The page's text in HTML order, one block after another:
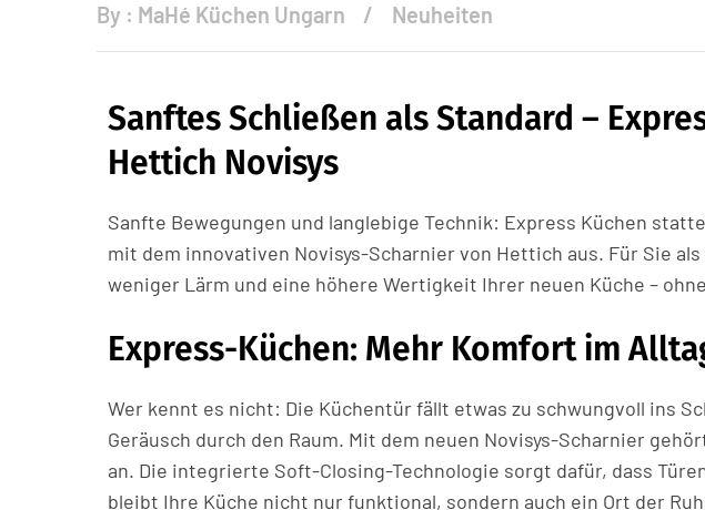
By : MaHé Küchen Ungarn Neuheiten
Sanftes Schließen als Standard –
Hettich Novisys
Sanfte Bewegungen und langlebige Technik: Express Küchen
mit dem innovativen Novisys-Scharnier von Hettich aus. Für Sie
weniger Lärm und eine höhere Wertigkeit Ihrer neuen Küche –
Express-Küchen: Mehr Komfort im
Wer kennt es nicht: Die Küchentür fällt etwas zu schwungvoll ins
Geräusch durch den Raum. Mit dem neuen Novisys-Scharnier
an. Die integrierte Soft-Closing-Technologie sorgt dafür, dass
bleibt Ihre Küche nicht nur funktional, sondern auch ein Ort der